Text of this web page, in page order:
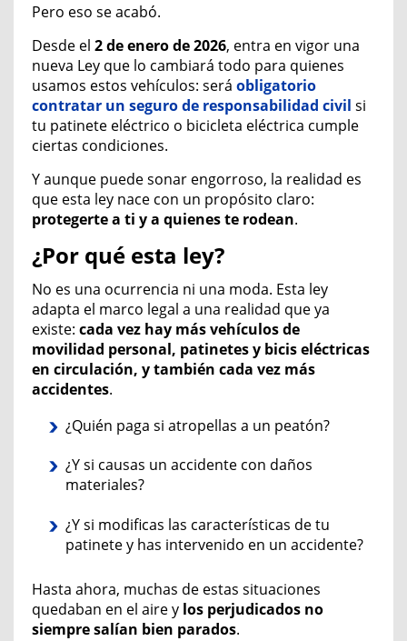
Pero eso se acabó.
Desde el 2 de enero de 2026, entra en vigor una
nueva Ley que lo cambiará todo para quienes
usamos estos vehículos: será obligatorio
contratar un seguro de responsabilidad civil si
tu patinete eléctrico o bicicleta eléctrica cumple
ciertas condiciones.
Y aunque puede sonar engorroso, la realidad es
que esta ley nace con un propósito claro:
protegerte a ti y a quienes te rodean.
¿Por qué esta ley?
No es una ocurrencia ni una moda. Esta ley
adapta el marco legal a una realidad que ya
existe: cada vez hay másvehículos de
movilidad personal, patinetesy biciseléctricas
en circulación, y también cada vez más
accidentes.
¿Quién paga si atropellas a un peatón?
¿Y si causas un accidente con daños
materiales?
¿Y si modificas las características de tu
patinete y has intervenido en un accidente?
Hasta ahora, muchas de estas situaciones
quedaban en el aire y los perjudicados no
siempre salían bien parados.